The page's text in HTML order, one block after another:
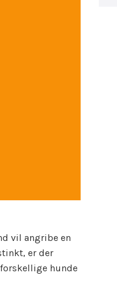
vil angribe en
er der
hunde